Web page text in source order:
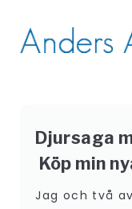
Köp min
Jag och två